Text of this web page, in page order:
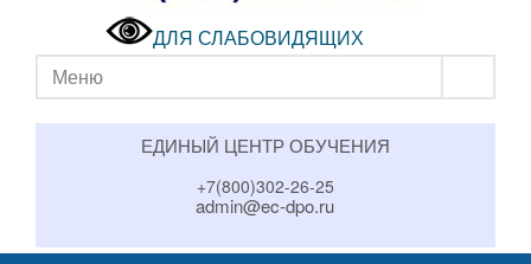
ДЛЯ СЛАБОВИДЯЩИХ
Меню
ЕДИНЫЙ ЦЕНТР ОБУЧЕНИЯ
+7(800)302-26-25
admin@ec-dpo.ru